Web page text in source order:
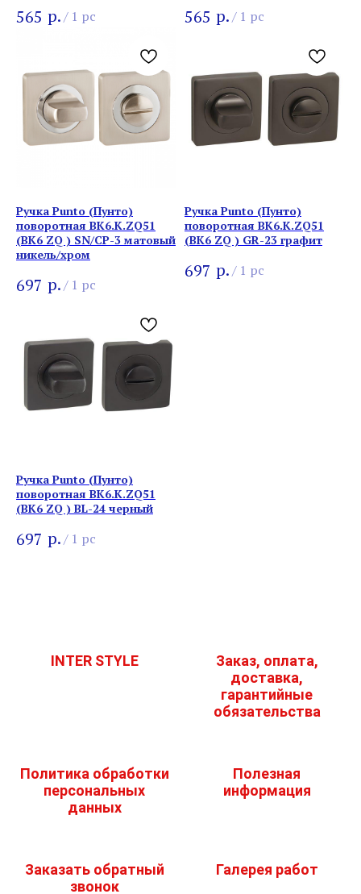
565 р./ 1 pc 565 р./ 1 pc
Ручка Punto (Пунто)
поворотная BK6.K.ZQ51
(BK6 ZQ ) SN/CP-3 матовый
никель/хром
697 р./ 1 pc
Ручка Punto (Пунто)
поворотная BK6.K.ZQ51
(BK6 ZQ ) GR-23 графит
697 р./ 1 pc
Ручка Punto (Пунто)
поворотная BK6.K.ZQ51
(BK6 ZQ ) BL-24 черный
697 р./ 1 pc
INTER STYLE
Заказ, оплата,
доставка,
гарантийные
обязательства
Политика обработки
персональных
данных
Полезная
информация
Заказать обратный
звонок
Галерея работ